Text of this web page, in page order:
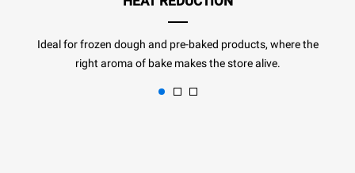
Ideal for frozen dough and pre-baked products, where the
right aroma of bake makes the store alive.